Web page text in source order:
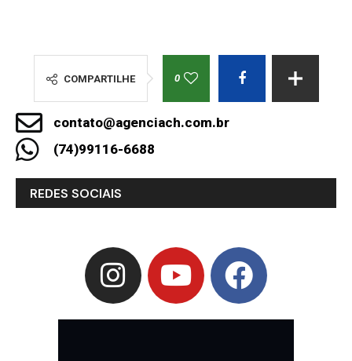
COMPARTILHE 0
contato@agenciach.com.br
(74)99116-6688
REDES SOCIAIS